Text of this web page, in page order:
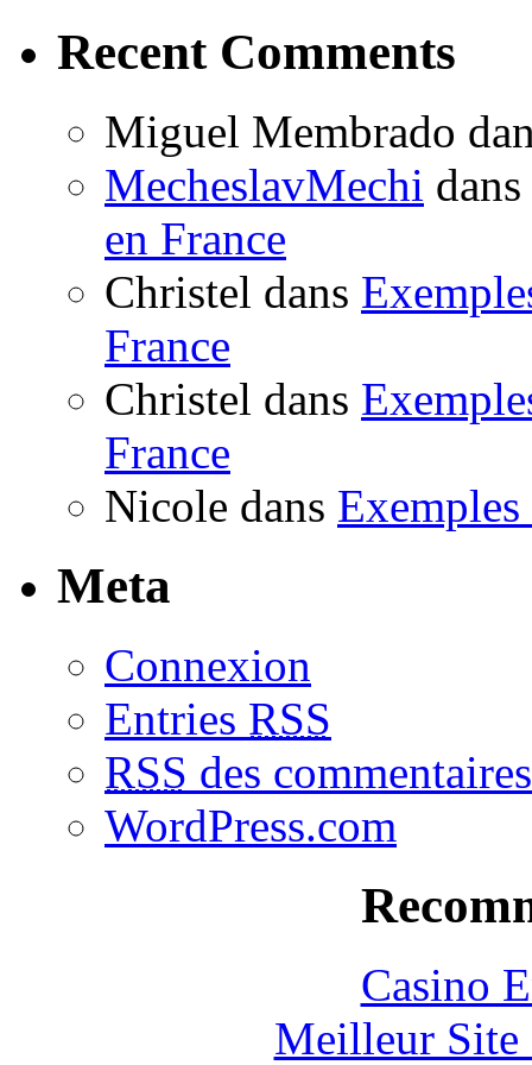
Recent Comments
Miguel Membrado
MecheslavMechi dans
en France
Christel dans
France
Christel dans
France
Nicole dans
Meta
Connexion
Entries RSS
RSS des commentaires
WordPress.com
Casino
Meilleur Site